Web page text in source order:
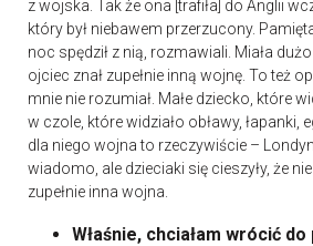
z wojska. Tak że ona [trafiła] do Anglii
który był niebawem przerzucony.
noc spędził z nią, rozmawiali. Miała
ojciec znał zupełnie inną wojnę. To też
mnie nie rozumiał. Małe dziecko, które
w czole, które widziało obławy, łapanki,
dla niego wojna to rzeczywiście –
wiadomo, ale dzieciaki się cieszyły, że
zupełnie inna wojna.
Właśnie, chciałam wrócić